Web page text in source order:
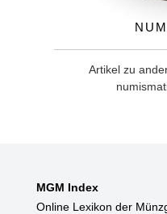
Artikel zu
MGM Index
Online Lexikon der